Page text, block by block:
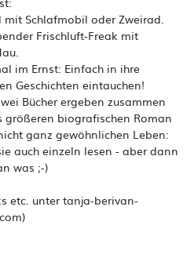
mit Schlafmobil oder Zweirad.
Frischluft-Freak mit
im Ernst: Einfach in ihre
Geschichten eintauchen!
Bücher ergeben zusammen
größeren biografischen Roman
ganz gewöhnlichen Leben:
auch einzeln lesen - aber dann
was ;-)
etc. unter tanja-berivan-